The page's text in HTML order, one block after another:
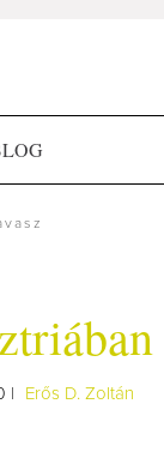
| Erős D. Zoltán